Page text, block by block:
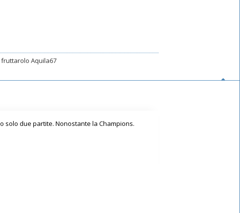
Aquila67
solo due partite. Nonostante la Champions.